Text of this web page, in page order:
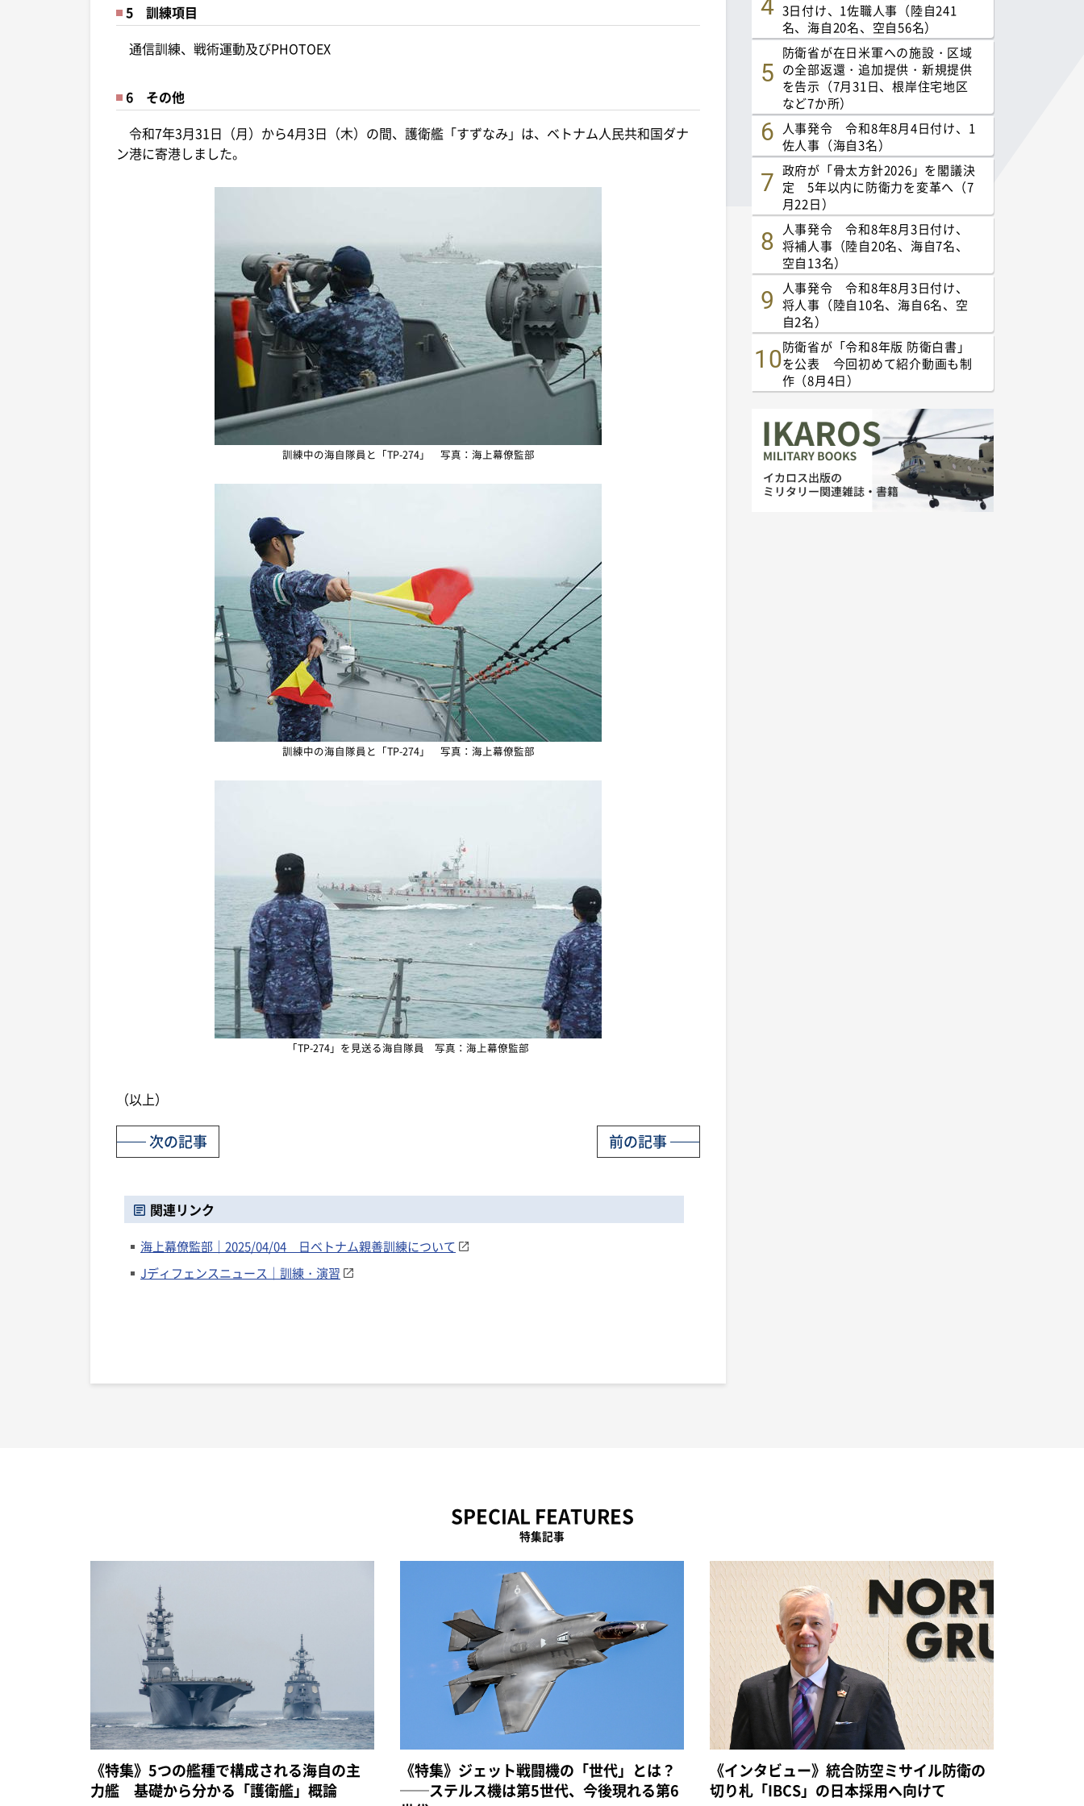
5 訓練項目
通信訓練、戦術運動及びPHOTOEX
6 その他
令和7年3月31日（月）から4月3日（木）の間、護衛艦「すずなみ」は、ベトナム人民共和国ダナ
ン港に寄港しました。
訓練中の海自隊員と「TP-274」 写真：海上幕僚監部
訓練中の海自隊員と「TP-274」 写真：海上幕僚監部
「TP-274」を見送る海自隊員 写真：海上幕僚監部
（以上）
前の記事
次の記事
関連リンク
海上幕僚監部｜2025/04/04 日ベトナム親善訓練について
Jディフェンスニュース｜訓練・演習
3日付け、1佐職人事（陸自241
名、海自20名、空自56名）
防衛省が在日米軍への施設・区域
の全部返還・追加提供・新規提供
を告示（7月31日、根岸住宅地区
など7か所）
人事発令 令和8年8月4日付け、1
佐人事（海自3名）
政府が「骨太方針2026」を閣議決
定 5年以内に防衛力を変革へ（7
月22日）
人事発令 令和8年8月3日付け、
将補人事（陸自20名、海自7名、
空自13名）
人事発令 令和8年8月3日付け、
将人事（陸自10名、海自6名、空
自2名）
防衛省が「令和8年版 防衛白書」
を公表 今回初めて紹介動画も制
作（8月4日）
SPECIAL FEATURES
特集記事
《特集》5つの艦種で構成される海自の主
力艦 基礎から分かる「護衛艦」概論
《特集》ジェット戦闘機の「世代」とは？
──ステルス機は第5世代、今後現れる第6
《インタビュー》統合防空ミサイル防衛の
切り札「IBCS」の日本採用へ向けて